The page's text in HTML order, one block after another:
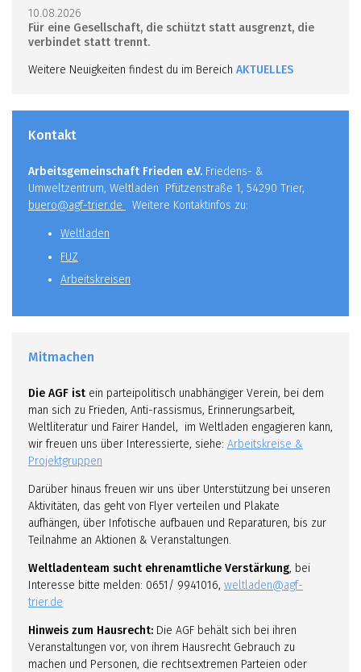
10.08.2026
Für eine Gesellschaft, die schützt statt ausgrenzt, die
verbindet statt trennt.
Weitere Neuigkeiten findest du im Bereich AKTUELLES
Kontakt
Arbeitsgemeinschaft Frieden e.V. Friedens- &
Umweltzentrum, Weltladen Pfützenstraße 1, 54290 Trier,
buero@agf-trier.de
Weitere Kontaktinfos zu:
Weltladen
FUZ
Arbeitskreisen
Mitmachen
Die AGF ist ein parteipolitisch unabhängiger Verein, bei dem
man sich zu Frieden, Anti-rassismus, Erinnerungsarbeit,
Weltliteratur und Fairer Handel, im Weltladen engagieren kann,
wir freuen uns über Interessierte, siehe: Arbeitskreise &
Projektgruppen
Darüber hinaus freuen wir uns über Unterstützung bei unseren
Aktivitäten, das geht von Flyer verteilen und Plakate
aufhängen, über Infotische aufbauen und Reparaturen, bis zur
Teilnahme an Aktionen & Veranstaltungen.
Weltladenteam sucht ehrenamtliche Verstärkung, bei
Interesse bitte melden: 0651/ 9941016, weltladen@agf-
trier.de
Hinweis zum Hausrecht: Die AGF behält sich bei ihren
Veranstaltungen vor, von ihrem Hausrecht Gebrauch zu
machen und Personen, die rechtsextremen Parteien oder